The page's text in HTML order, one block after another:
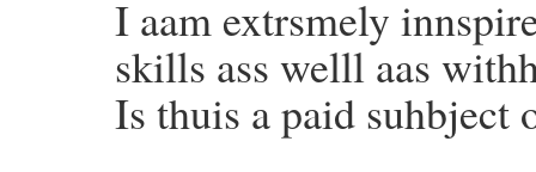
I aam extrsmely
skills ass welll aas
Is thuis a paid